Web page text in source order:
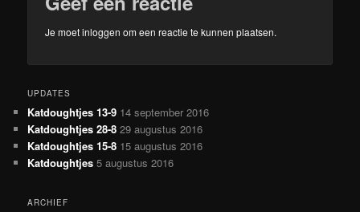
Je moetinloggen om een reactie te kunnen plaatsen.
UPDATES
Katdoughtjes 13-9 14 september 2016
Katdoughtjes 28-8 29 augustus 2016
Katdoughtjes 15-8 15 augustus 2016
Katdoughtjes 5 augustus 2016
ARCHIEF